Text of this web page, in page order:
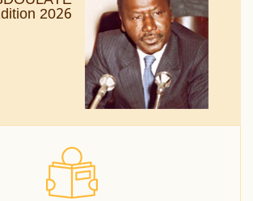
2026